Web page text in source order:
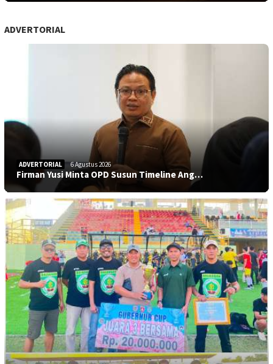
ADVERTORIAL
ADVERTORIAL 6 Agustus 2026
Firman Yusi Minta OPD Susun Timeline Ang…